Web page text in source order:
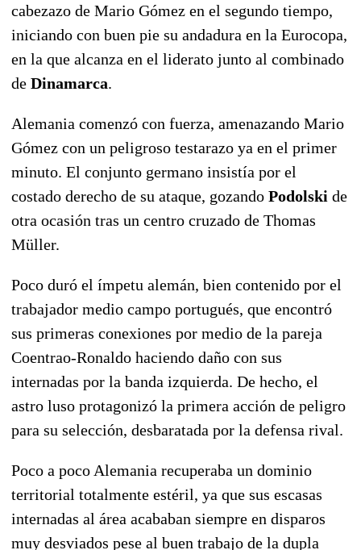
cabezazo de Mario Gómez en el segundo tiempo,
iniciando con buen pie su andadura en la Eurocopa,
en la que alcanza en el liderato junto al combinado
de Dinamarca.
Alemania comenzó con fuerza, amenazando Mario
Gómez con un peligroso testarazo ya en el primer
minuto. El conjunto germano insistía por el
costado derecho de su ataque, gozando Podolski de
otra ocasión tras un centro cruzado de Thomas
Müller.
Poco duró el ímpetu alemán, bien contenido por el
trabajador medio campo portugués, que encontró
sus primeras conexiones por medio de la pareja
Coentrao-Ronaldo haciendo daño con sus
internadas por la banda izquierda. De hecho, el
astro luso protagonizó la primera acción de peligro
para su selección, desbaratada por la defensa rival.
Poco a poco Alemania recuperaba un dominio
territorial totalmente estéril, ya que sus escasas
internadas al área acababan siempre en disparos
muy desviados pese al buen trabajo de la dupla